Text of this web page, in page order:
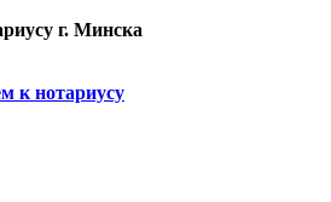
г. Минска
к нотариусу